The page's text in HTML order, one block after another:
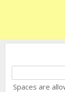
Spaces are